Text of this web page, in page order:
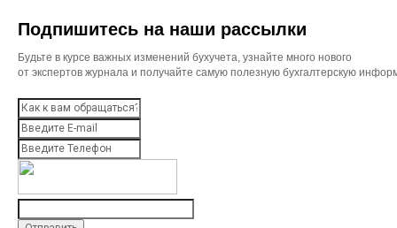
Подпишитесь на наши рассылки
Будьте в курсе важных изменений бухучета, узнайте много нового
от экспертов журнала и получайте самую полезную бухгалтерскую